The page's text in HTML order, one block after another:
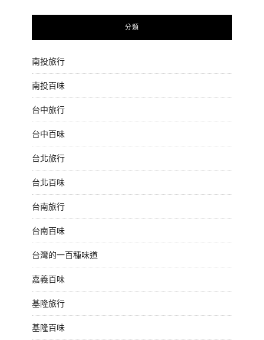
分類
南投旅行
南投百味
台中旅行
台中百味
台北旅行
台北百味
台南旅行
台南百味
台灣的一百種味道
嘉義百味
基隆旅行
基隆百味